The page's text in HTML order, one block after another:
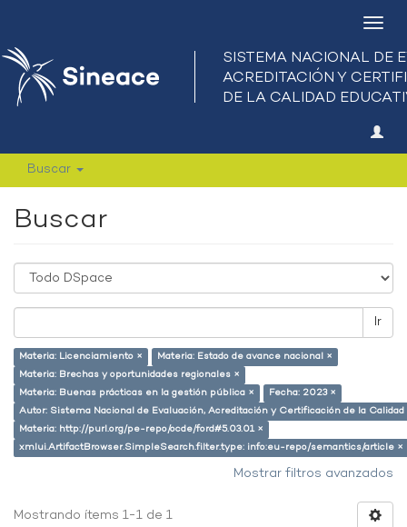
Buscar
Buscar
Ir
Materia: Licenciamiento ×
Materia: Estado de avance nacional ×
Materia: Brechas y oportunidades regionales ×
Materia: Buenas prácticas en la gestión pública ×
Fecha: 2023 ×
Autor: Sistema Nacional de Evaluación, Acreditación y Certificación de la
Materia: http://purl.org/pe-repo/ocde/ford#5.03.01 ×
xmlui.ArtifactBrowser.SimpleSearch.filter.type: info:eu-repo/semantics/article ×
Mostrar filtros avanzados
Mostrando ítems 1-1 de 1